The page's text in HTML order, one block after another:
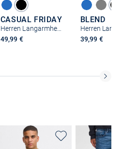
CASUAL FRIDAY
Herren Langarmhemd - CFAnton
49,99 €
BLEND
39,99 €